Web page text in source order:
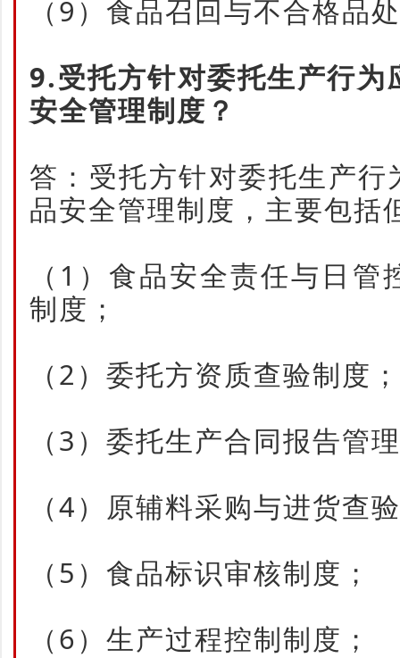
（9）食品召回与不合格品
9.受托方针对委托生产行
安全管理制度？
答：受托方针对委托生产
品安全管理制度，主要包括
（1）食品安全责任与日
制度；
（2）委托方资质查验制度；
（3）委托生产合同报告管
（4）原辅料采购与进货查
（5）食品标识审核制度；
（6）生产过程控制制度；